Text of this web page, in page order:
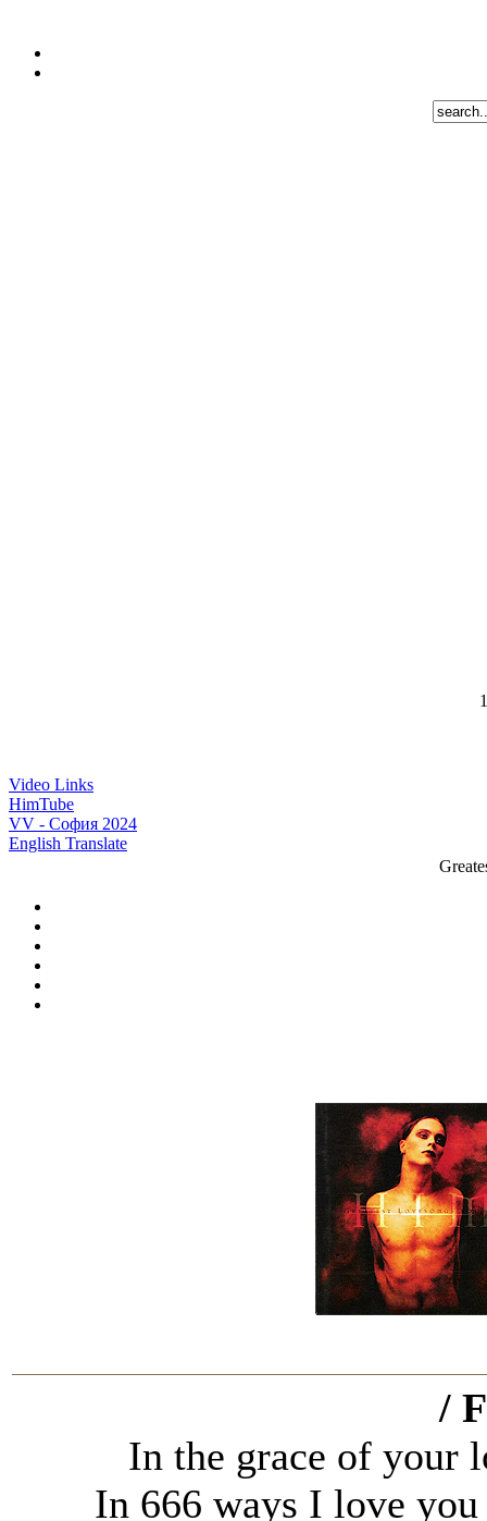
Video Links
HimTube
VV - София 2024
English Translate
/
In the grace of your
In 666 ways I love